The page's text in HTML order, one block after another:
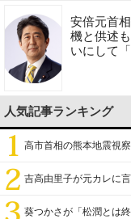
安倍元首
機と供述
いにして
人気記事ランキング
高市首相の熊本地震視
吉高由里子が元カレに
葵つかさが「松潤とは